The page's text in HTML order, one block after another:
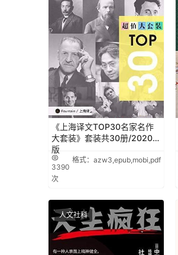
《上海译文TOP30名家名作
大套装》套装共30册/2020年
版
3390
次
格式：azw3,epub,mobi,pdf
人文社科